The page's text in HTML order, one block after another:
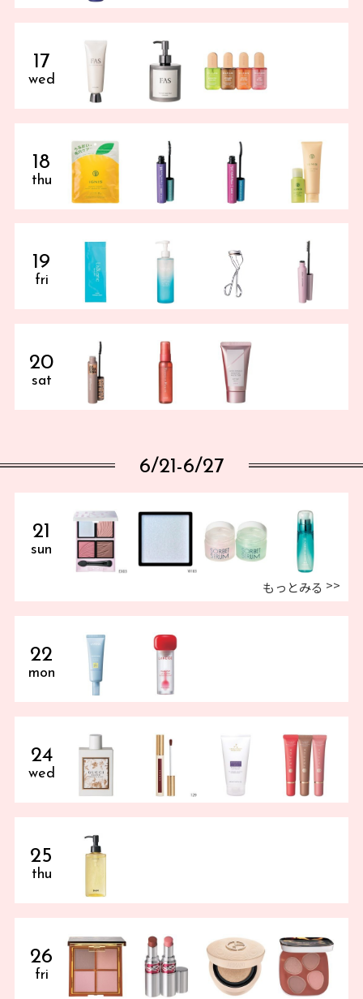
17
wed
18
thu
19
fri
20
sat
6/21-6/27
21
sun
もっとみる
22
mon
24
wed
25
thu
26
fri